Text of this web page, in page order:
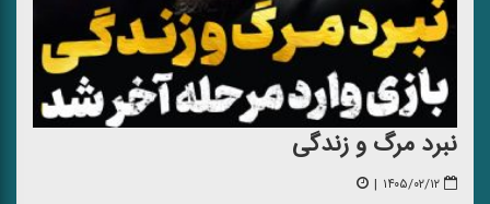
نبرد مرگ و زندگی
۱۴۰۵/۰۲/۱۲ |